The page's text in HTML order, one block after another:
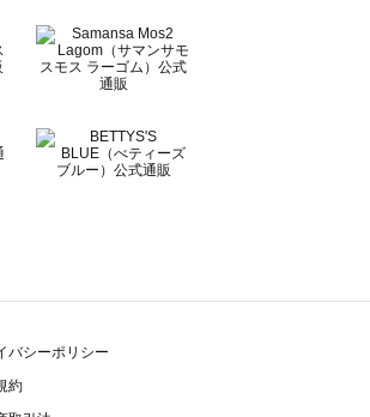
バシーポリシー
約